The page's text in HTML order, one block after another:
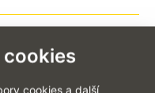
cookies a další